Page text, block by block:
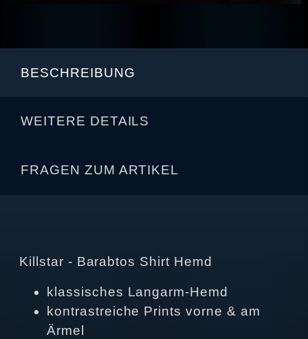
BESCHREIBUNG
WEITERE DETAILS
FRAGEN ZUM ARTIKEL
Killstar - Barabtos Shirt Hemd
klassisches Langarm-Hemd
kontrastreiche Prints vorne & am
Ärmel